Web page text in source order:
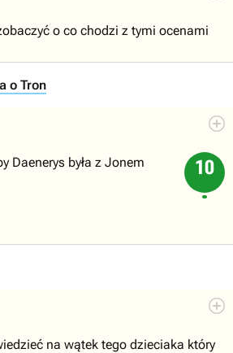
o co chodzi z tymi ocenami
o Tron
10
Daenerys była z Jonem
na wątek tego dzieciaka który